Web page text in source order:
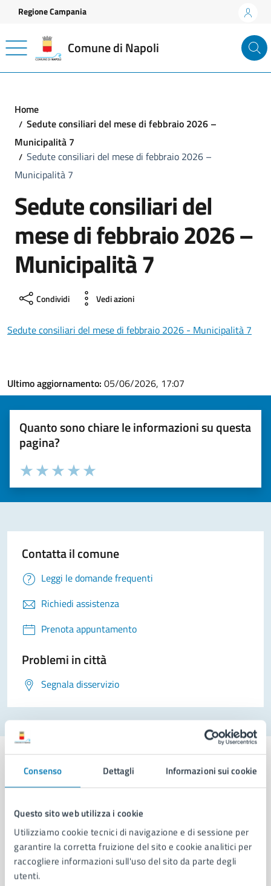
Consenso Dettagli Informazioni sui cookie
Questo sito web utilizza i cookie
Utilizziamo cookie tecnici di navigazione e di sessione per
garantire la corretta fruizione del sito e cookie analitici per
raccogliere informazioni sull'uso del sito da parte degli
utenti.
Vai ai contenuti
Vai al footer
Regione Campania
Comune di Napoli
Home
Sedute consiliari del mese di febbraio 2026 –
Municipalità 7
Sedute consiliari del mese di febbraio 2026 –
Municipalità 7
Sedute consiliari del
mese di febbraio 2026 –
Municipalità 7
Condividi Vedi azioni
Sedute consiliari del mese di febbraio 2026 - Municipalità 7
Ultimo aggiornamento: 05/06/2026, 17:07
Quanto sono chiare le informazioni su questa
pagina?
Valuta la chiarezza delle informazioni (da 1 a 5 stelle)
Seleziona il numero di stelle per valutare la chiarezza delle
Valuta 5 stelle su 5
Valuta 4 stelle su 5
Valuta 3 stelle su 5
Valuta 2 stelle su 5
Valuta 1 stelle su 5
Contatta il comune
Leggi le domande frequenti
Richiedi assistenza
Prenota appuntamento
Problemi in città
Segnala disservizio
AMMINISTRAZIONE
Aree amministrative
Organi di governo